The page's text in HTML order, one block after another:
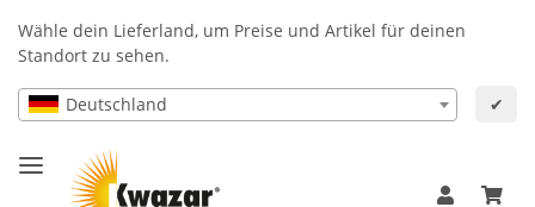
Wähle dein Lieferland, um Preise und Artikel für deinen
Standort zu sehen.
Deutschland ✔